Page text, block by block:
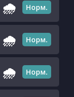
🌧️ Норм.
🌧️ Норм.
🌧️ Норм.